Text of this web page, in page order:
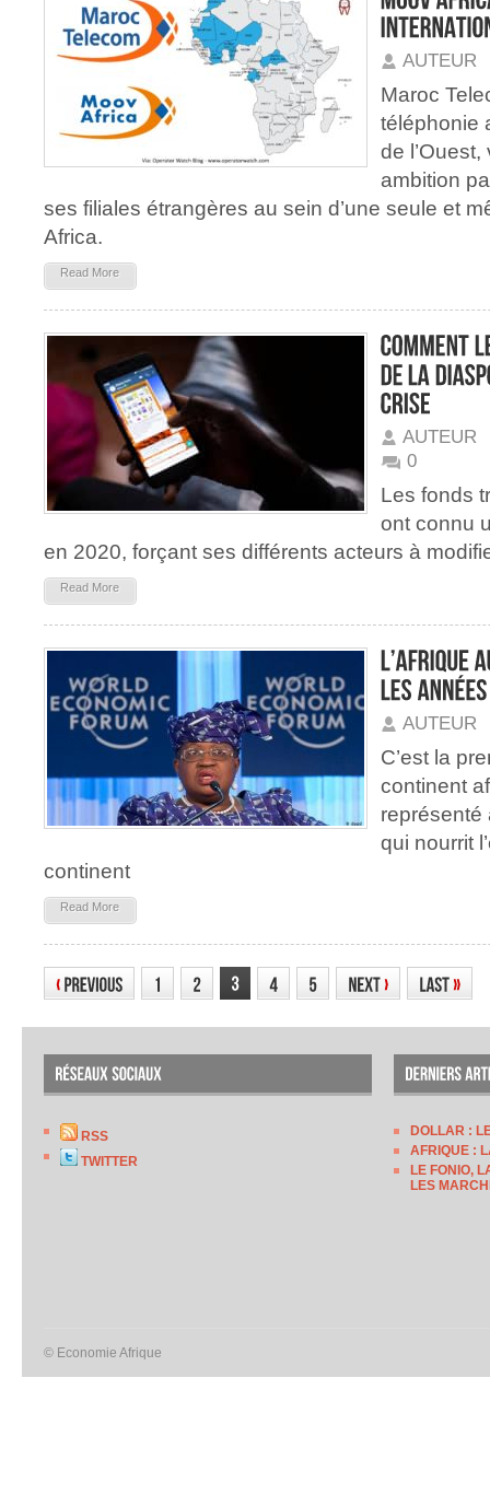
AUTEUR
Maroc
téléphonie
de
ambition
ses filiales étrangères au sein d’une seule et
Africa.
Read More
AUTEUR
0
Les fonds
ont connu
en 2020, forçant ses différents acteurs à
Read More
AUTEUR
C’est la
continent
représenté
qui nourrit
continent
Read More
RSS
TWITTER
DOLLAR :
AFRIQUE :
LE FONIO,
LES
© Economie Afrique